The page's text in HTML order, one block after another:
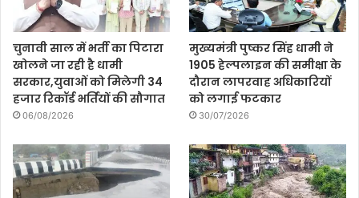
चुनावी साल में भर्ती का पिटारा
खोलने जा रही है धामी
सरकार,युवाओं को मिलेगी 34
हजार रिकॉर्ड भर्तियों की सौगात
06/08/2026
मुख्यमंत्री पुष्कर सिंह धामी ने
1905 हेल्पलाइन की समीक्षा के
दौरान लापरवाह अधिकारियों
को लगाई फटकार
30/07/2026